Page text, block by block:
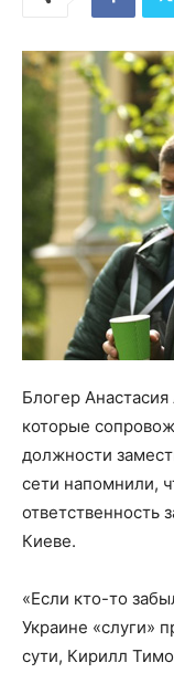
Блогер Анастасия
которые
должности
сети напомнили,
ответственность
Киеве.
«Если кто-то
Украине «слуги»
сути, Кирилл